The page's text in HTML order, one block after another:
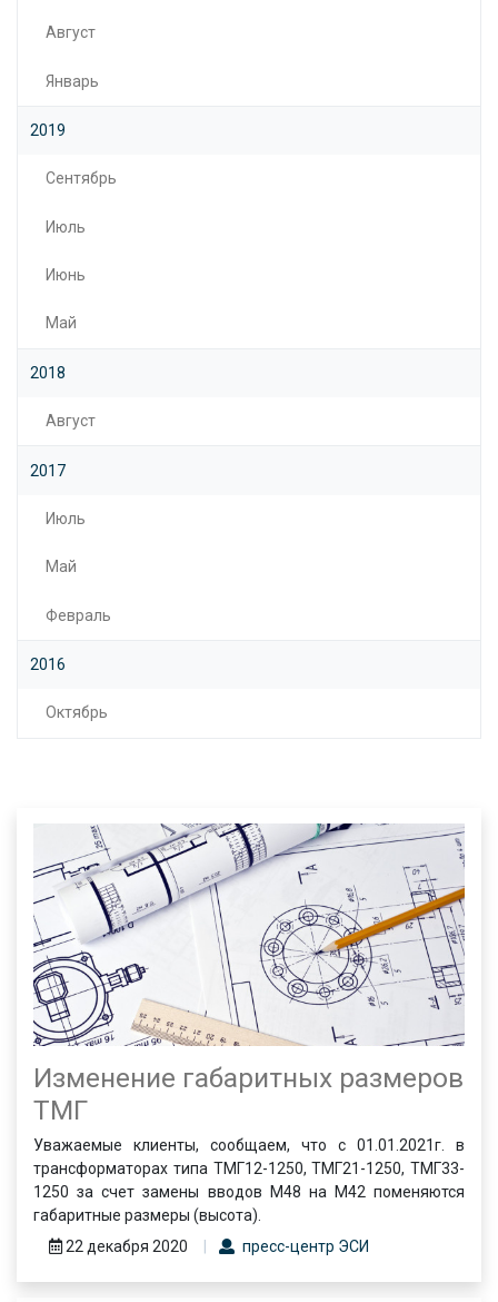
Изменение габаритных размеров
ТМГ
Уважаемые клиенты, сообщаем, что с 01.01.2021г. в
трансформаторах типа ТМГ12-1250, ТМГ21-1250, ТМГ33-
1250 за счет замены вводов М48 на М42 поменяются
габаритные размеры (высота).
22 декабря 2020
пресс-центр ЭСИ
Август
Январь
2019
Сентябрь
Июль
Июнь
Май
2018
Август
2017
Июль
Май
Февраль
2016
Октябрь